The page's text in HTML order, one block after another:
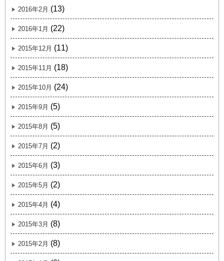
2016年2月 (13)
2016年1月 (22)
2015年12月 (11)
2015年11月 (18)
2015年10月 (24)
2015年9月 (5)
2015年8月 (5)
2015年7月 (2)
2015年6月 (3)
2015年5月 (2)
2015年4月 (4)
2015年3月 (8)
2015年2月 (8)